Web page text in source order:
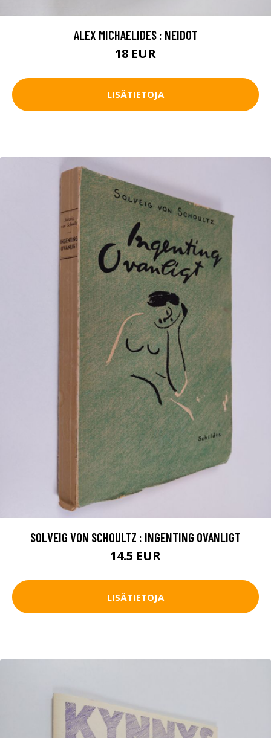
ALEX MICHAELIDES : NEIDOT
18 EUR
LISÄTIETOJA
SOLVEIG VON SCHOULTZ : INGENTING OVANLIGT
14.5 EUR
LISÄTIETOJA